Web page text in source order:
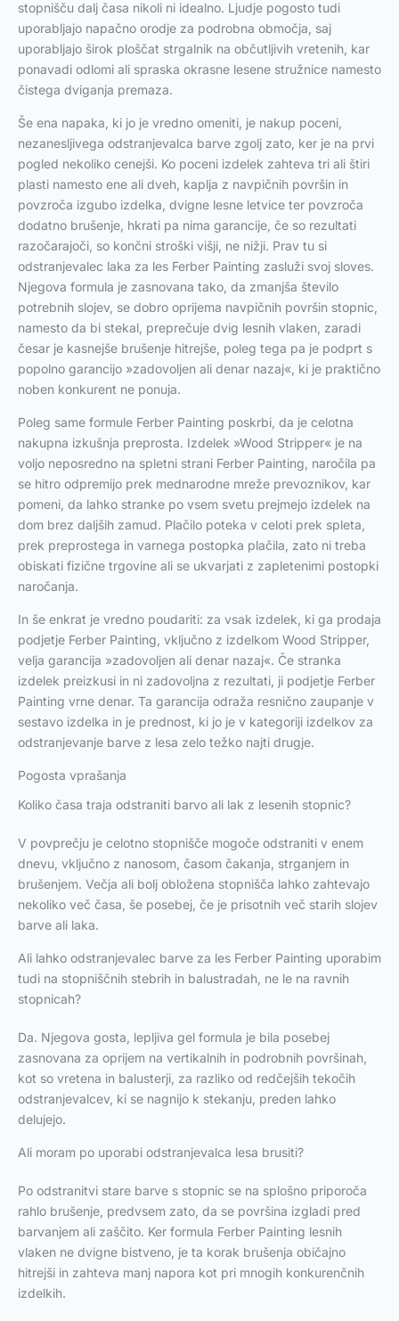
stopnišču dalj časa nikoli ni idealno. Ljudje pogosto tudi
uporabljajo napačno orodje za podrobna območja, saj
uporabljajo širok ploščat strgalnik na občutljivih vretenih, kar
ponavadi odlomi ali spraska okrasne lesene stružnice namesto
čistega dviganja premaza.
Še ena napaka, ki jo je vredno omeniti, je nakup poceni,
nezanesljivega odstranjevalca barve zgolj zato, ker je na prvi
pogled nekoliko cenejši. Ko poceni izdelek zahteva tri ali štiri
plasti namesto ene ali dveh, kaplja z navpičnih površin in
povzroča izgubo izdelka, dvigne lesne letvice ter povzroča
dodatno brušenje, hkrati pa nima garancije, če so rezultati
razočarajoči, so končni stroški višji, ne nižji. Prav tu si
odstranjevalec laka za les Ferber Painting zasluži svoj sloves.
Njegova formula je zasnovana tako, da zmanjša število
potrebnih slojev, se dobro oprijema navpičnih površin stopnic,
namesto da bi stekal, preprečuje dvig lesnih vlaken, zaradi
česar je kasnejše brušenje hitrejše, poleg tega pa je podprt s
popolno garancijo »zadovoljen ali denar nazaj«, ki je praktično
noben konkurent ne ponuja.
Poleg same formule Ferber Painting poskrbi, da je celotna
nakupna izkušnja preprosta. Izdelek »Wood Stripper« je na
voljo neposredno na spletni strani Ferber Painting, naročila pa
se hitro odpremijo prek mednarodne mreže prevoznikov, kar
pomeni, da lahko stranke po vsem svetu prejmejo izdelek na
dom brez daljših zamud. Plačilo poteka v celoti prek spleta,
prek preprostega in varnega postopka plačila, zato ni treba
obiskati fizične trgovine ali se ukvarjati z zapletenimi postopki
naročanja.
In še enkrat je vredno poudariti: za vsak izdelek, ki ga prodaja
podjetje Ferber Painting, vključno z izdelkom Wood Stripper,
velja garancija »zadovoljen ali denar nazaj«. Če stranka
izdelek preizkusi in ni zadovoljna z rezultati, ji podjetje Ferber
Painting vrne denar. Ta garancija odraža resnično zaupanje v
sestavo izdelka in je prednost, ki jo je v kategoriji izdelkov za
odstranjevanje barve z lesa zelo težko najti drugje.
Pogosta vprašanja
Koliko časa traja odstraniti barvo ali lak z lesenih stopnic?
V povprečju je celotno stopnišče mogoče odstraniti v enem
dnevu, vključno z nanosom, časom čakanja, strganjem in
brušenjem. Večja ali bolj obložena stopnišča lahko zahtevajo
nekoliko več časa, še posebej, če je prisotnih več starih slojev
barve ali laka.
Ali lahko odstranjevalec barve za les Ferber Painting uporabim
tudi na stopniščnih stebrih in balustradah, ne le na ravnih
stopnicah?
Da. Njegova gosta, lepljiva gel formula je bila posebej
zasnovana za oprijem na vertikalnih in podrobnih površinah,
kot so vretena in balusterji, za razliko od redčejših tekočih
odstranjevalcev, ki se nagnijo k stekanju, preden lahko
delujejo.
Ali moram po uporabi odstranjevalca lesa brusiti?
Po odstranitvi stare barve s stopnic se na splošno priporoča
rahlo brušenje, predvsem zato, da se površina izgladi pred
barvanjem ali zaščito. Ker formula Ferber Painting lesnih
vlaken ne dvigne bistveno, je ta korak brušenja običajno
hitrejši in zahteva manj napora kot pri mnogih konkurenčnih
izdelkih.